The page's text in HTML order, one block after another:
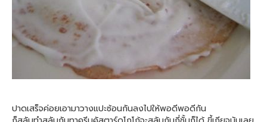
ปาดเสร็จค่อยเอามาวางแปะซ้อนกันลงไปให้พอดีพอดีกัน